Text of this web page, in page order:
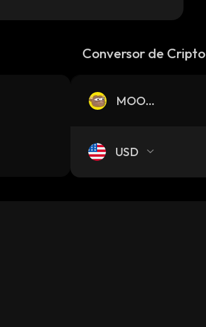
Conversor de Cripto
MOOMOO
USD